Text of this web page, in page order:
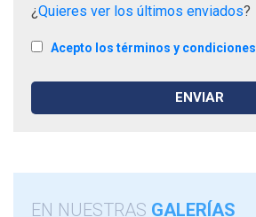
¿Quieres ver los últimos enviados?
Acepto los términos y condiciones
EN NUESTRAS GALERÍAS